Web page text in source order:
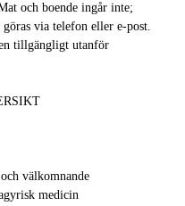
och boende ingår inte;
göras via telefon eller e-post.
tillgängligt utanför
välkomnande
medicin